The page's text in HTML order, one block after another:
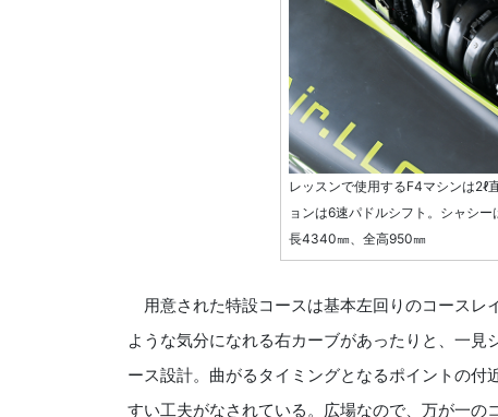
レッスンで使用するF4マシンは2ℓ
ョンは6速パドルシフト。シャシ
長4340㎜、全高950㎜
用意された特設コースは基本左回りのコースレ
ような気分になれる右カーブがあったりと、一
ース設計。曲がるタイミングとなるポイントの
すい工夫がなされている。広場なので、万が一の